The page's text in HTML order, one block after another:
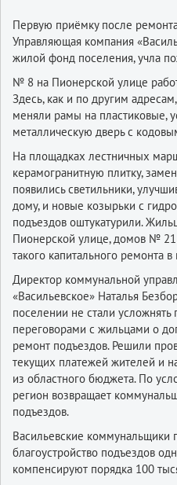
Первую приёмку после
Управляющая компания
жилой фонд поселения, учла
№ 8 на Пионерской улице
Здесь, как и по другим
меняли рамы на пластиковые,
металлическую дверь с
На площадках лестничных
керамогранитную плитку,
появились светильники,
дому, и новые козырьки с
подъездов оштукатурили.
Пионерской улице, домов №
такого капитального ремонта
Директор коммунальной
«Васильевское» Наталья
поселении не стали
переговорами с жильцами о
ремонт подъездов. Решили
текущих платежей жителей и
из областного бюджета. По
регион возвращает
подъездов.
Васильевские коммунальщики
благоустройство подъездов
компенсируют порядка 100